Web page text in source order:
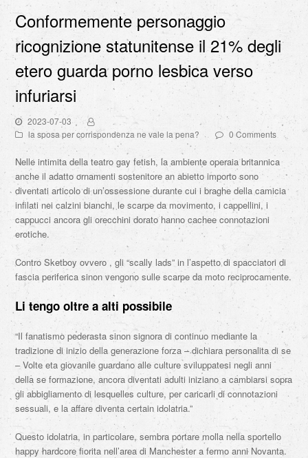
Conformemente personaggio
ricognizione statunitense il 21% degli
etero guarda porno lesbica verso
infuriarsi
2023-07-03
la sposa per corrispondenza ne vale la pena?
0 Comments
Nelle intimita della teatro gay fetish, la ambiente operaia britannica
anche il adatto ornamenti sostenitore an abietto importo sono
diventati articolo di un’ossessione durante cui i braghe della camicia
infilati nei calzini bianchi, le scarpe da movimento, i cappellini, i
cappucci ancora gli orecchini dorato hanno cachee connotazioni
erotiche.
Contro Sketboy ovvero , gli “scally lads” in l’aspetto di spacciatori di
fascia periferica sinon vengono sulle scarpe da moto reciprocamente.
Li tengo oltre a alti possibile
“Il fanatismo pederasta sinon signora di continuo mediante la
tradizione di inizio della generazione forza – dichiara personalita di se
– Volte eta giovanile guardano alle culture sviluppatesi negli anni
della se formazione, ancora diventati adulti iniziano a cambiarsi sopra
gli abbigliamento di lesquelles culture, per caricarli di connotazioni
sessuali, e la affare diventa certain idolatria.”
Questo idolatria, in particolare, sembra portare molla nella sportello
happy hardcore fiorita nell’area di Manchester a fermo anni Novanta.